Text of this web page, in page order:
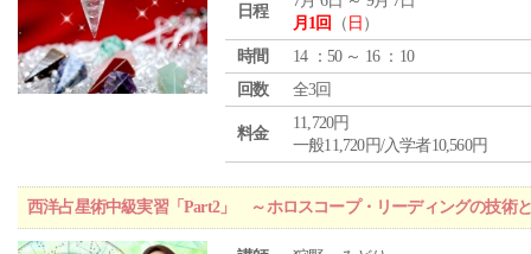
日程
月1回
（ 日 ）
時間
14 ：50 ～ 16 ：10
回数
全3回
料金
11,720円
一般11,720円/入学者10,560円
西洋占星術中級実習「Part2」 ～ホロスコープ・リーディングの技術